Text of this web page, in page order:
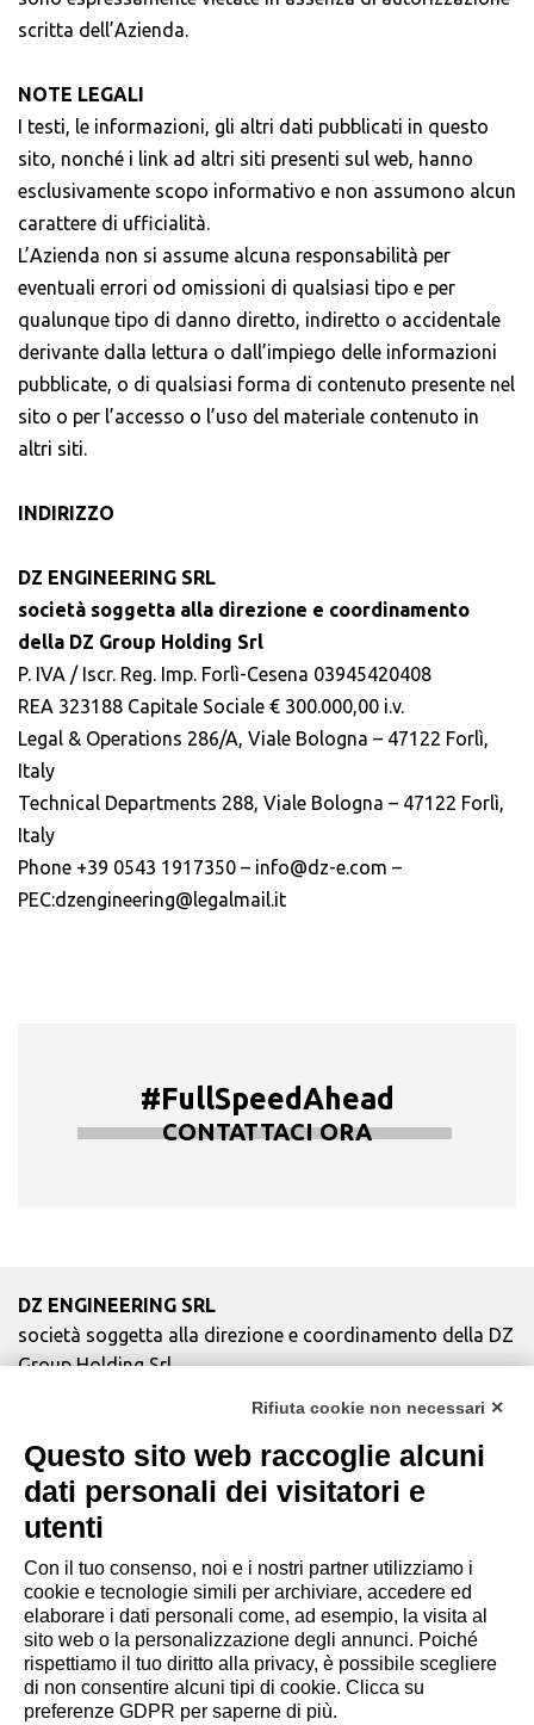
scritta dell’Azienda.
NOTE LEGALI
I testi, le informazioni, gli altri dati pubblicati in questo
sito, nonché i link ad altri siti presenti sul web, hanno
esclusivamente scopo informativo e non assumono alcun
carattere di ufficialità.
L’Azienda non si assume alcuna responsabilità per
eventuali errori od omissioni di qualsiasi tipo e per
qualunque tipo di danno diretto, indiretto o accidentale
derivante dalla lettura o dall’impiego delle informazioni
pubblicate, o di qualsiasi forma di contenuto presente nel
sito o per l’accesso o l’uso del materiale contenuto in
altri siti.
INDIRIZZO
DZ ENGINEERING SRL
società soggetta alla direzione e coordinamento
della DZ Group Holding Srl
P. IVA / Iscr. Reg. Imp. Forlì-Cesena 03945420408
REA 323188 Capitale Sociale € 300.000,00 i.v.
Legal & Operations 286/A, Viale Bologna – 47122 Forlì,
Italy
Technical Departments 288, Viale Bologna – 47122 Forlì,
Italy
Phone +39 0543 1917350 – info@dz-e.com –
PEC:dzengineering@legalmail.it
#FullSpeedAhead
CONTATTACI ORA
DZ ENGINEERING SRL
società soggetta alla direzione e coordinamento della DZ
Group Holding Srl
Policy|Credits
Copyright e Note Legali
Rifiuta cookie non necessari ✕
Questo sito web raccoglie alcuni
dati personali dei visitatori e
utenti
Con il tuo consenso, noi e i nostri partner utilizziamo i
cookie e tecnologie simili per archiviare, accedere ed
elaborare i dati personali come, ad esempio, la visita al
sito web o la personalizzazione degli annunci. Poiché
rispettiamo il tuo diritto alla privacy, è possibile scegliere
di non consentire alcuni tipi di cookie. Clicca su
preferenze GDPR per saperne di più.